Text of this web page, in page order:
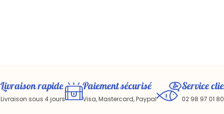
Livraison rapide
Livraison sous 4 jours
Paiement sécurisé
Visa, Mastercard, Paypal
Service
02 98 97 01 80